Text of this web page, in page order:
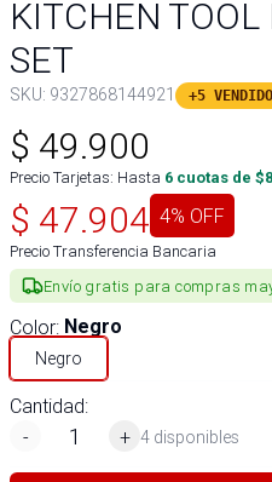
KITCHEN
SET
SKU: 9327868144921 +5
$ 49.900
Precio Tarjetas: Hasta 6 cuotas de $
$ 47.904 4% OFF
Precio Transferencia Bancaria
Envío gratis para compras
Color: Negro
Negro
Cantidad:
-
+ 4 disponibles